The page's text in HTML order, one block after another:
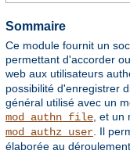
Sommaire
Ce module fournit un
permettant d'accorder
web aux utilisateurs
possibilité d'enregistrer
général utilisé avec un
mod_authn_file , et
mod_authz_user . Il
élaborée au